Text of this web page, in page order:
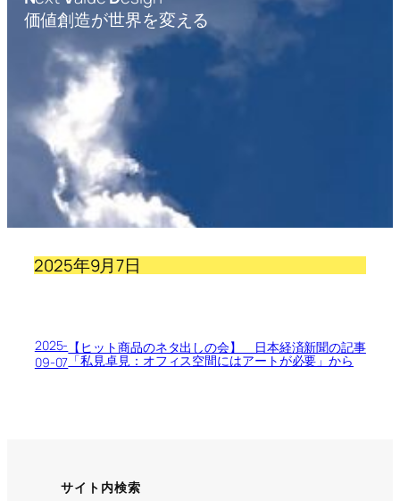
価値創造が世界を変える
2025年9月7日
2025-
09-07
【ヒット商品のネタ出しの会】 日本経済新聞の記事
「私見卓見：オフィス空間にはアートが必要」から
サイト内検索